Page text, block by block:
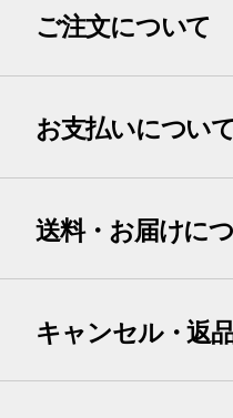
ご注文について
お支払いについ
送料・お届けに
キャンセル・返